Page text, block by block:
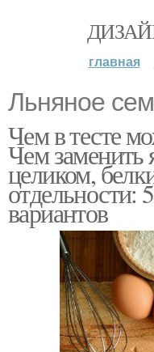
главная
Льняное
Чем в тесте
Чем заменить
целиком,
отдельности:
вариантов